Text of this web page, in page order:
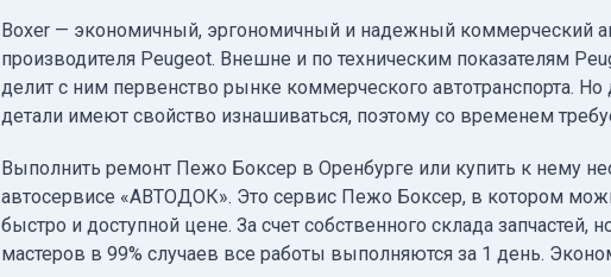
Boxer — экономичный, эргономичный и надежный коммерческий
производителя Peugeot. Внешне и по техническим показателям
делит с ним первенство рынке коммерческого автотранспорта.
детали имеют свойство изнашиваться, поэтому со временем
Выполнить ремонт Пежо Боксер в Оренбурге или купить к нему
автосервисе «АВТОДОК». Это сервис Пежо Боксер, в котором
быстро и доступной цене. За счет собственного склада
мастеров в 99% случаев все работы выполняются за 1 день.